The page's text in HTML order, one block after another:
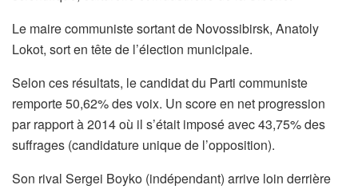
Le maire communiste sortant de Novossibirsk, Anatoly
Lokot, sort en tête de l’élection municipale.
Selon ces résultats, le candidat du Parti communiste
remporte 50,62% des voix. Un score en net progression
par rapport à 2014 où il s’était imposé avec 43,75% des
suffrages (candidature unique de l’opposition).
Son rival Sergei Boyko (indépendant) arrive loin derrière